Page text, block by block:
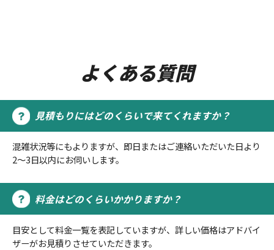
よくある質問
見積もりにはどのくらいで来てくれますか？
混雑状況等にもよりますが、即日またはご連絡いただいた日より
2～3日以内にお伺いします。
料金はどのくらいかかりますか？
目安として料金一覧を表記していますが、詳しい価格はアドバイ
ザーがお見積りさせていただきます。